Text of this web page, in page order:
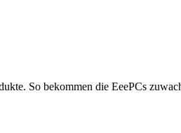
So bekommen die EeePCs